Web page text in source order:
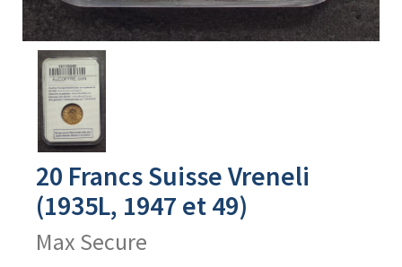
Avers
produit
20 Francs Suisse Vreneli
(1935L, 1947 et 49)
Max Secure